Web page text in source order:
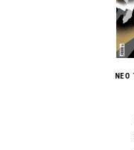
ΝΕΟ